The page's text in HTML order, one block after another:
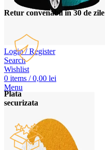
Login / Register
Search
Wishlist
0 items / 0,00 lei
Menu
Retur convenabil in 30 de zile
Plata
securizata